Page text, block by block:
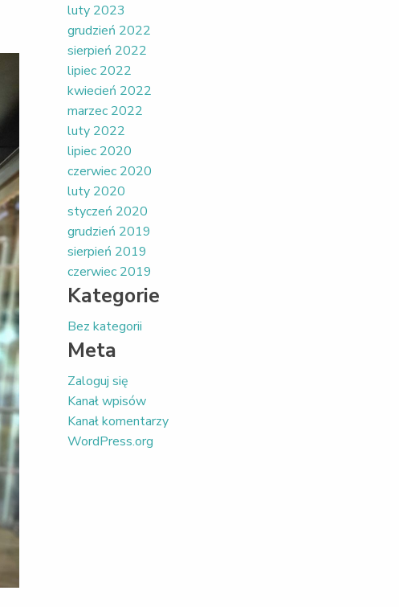
luty 2023
grudzień 2022
sierpień 2022
lipiec 2022
kwiecień 2022
marzec 2022
luty 2022
lipiec 2020
czerwiec 2020
luty 2020
styczeń 2020
grudzień 2019
sierpień 2019
czerwiec 2019
Kategorie
Bez kategorii
Meta
Zaloguj się
Kanał wpisów
Kanał komentarzy
WordPress.org